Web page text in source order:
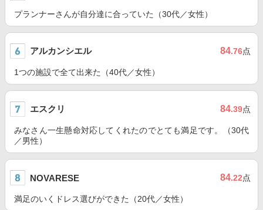
プランナーさんが自分達に合っていた（30代／女性）
アルカンシエル 84.76点
1つの施設で全て出来た（40代／女性）
エスクリ 84.39点
みなさん一生懸命対応してくれたのでとても満足です。（30代
／男性）
NOVARESE 84.22点
満足のいくドレス選びができた（20代／女性）